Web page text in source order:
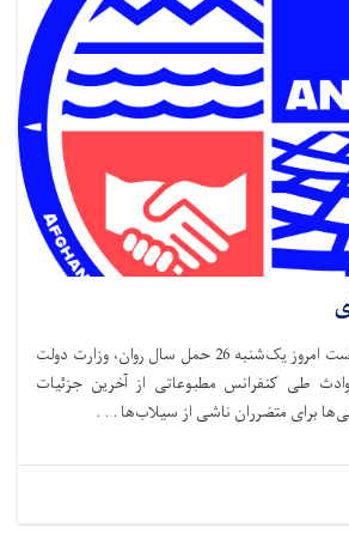
کابل – افغانستان، قرار است امروز یک‌شنبه 26 حمل سال روان، وزارت دولت
طی کنفرانس مطبوعاتی از آخرین جزئیات
برای متضرران ناشی از سیلاب‌ها . . .